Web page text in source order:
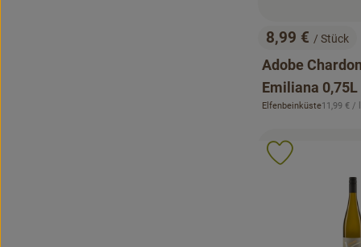
, Preis:
8,99 € / Stück
Adobe
Emiliana 0,75L
, Herkunft:
Elfenbeinküste,11,99 € / l
Produkt